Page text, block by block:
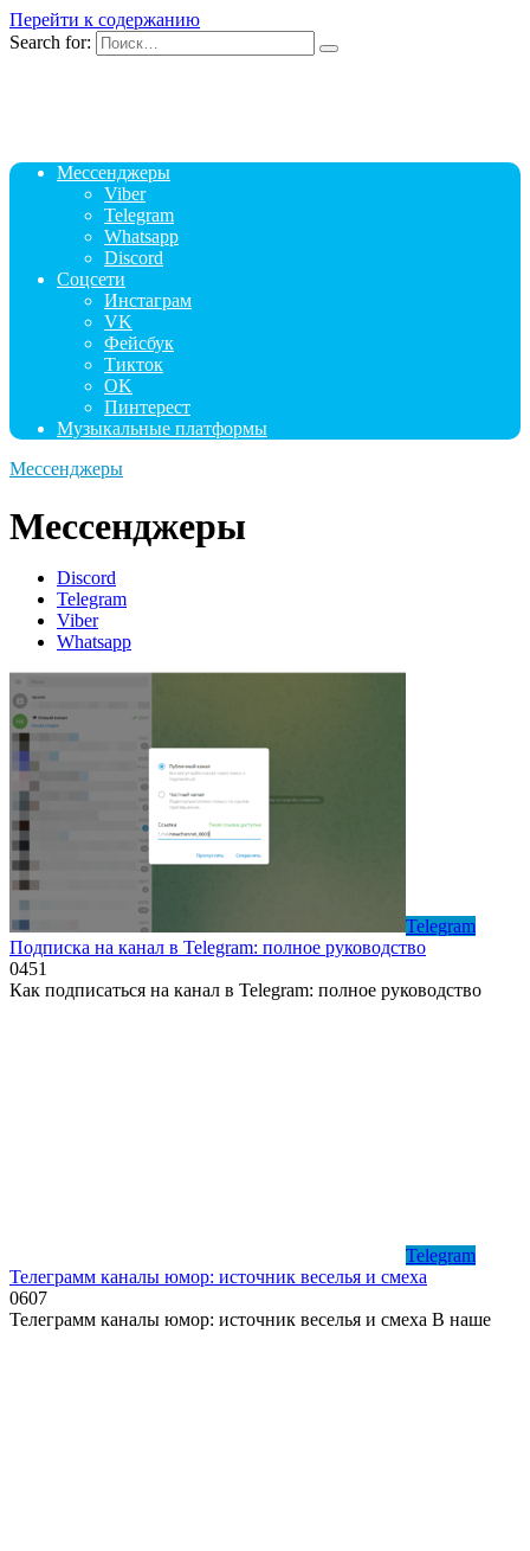
Перейти к содержанию
Search for:
Мессенджеры
Viber
Telegram
Whatsapp
Discord
Соцсети
Инстаграм
VK
Фейсбук
Тикток
OK
Пинтерест
Музыкальные платформы
Мессенджеры
Мессенджеры
Discord
Telegram
Viber
Whatsapp
Telegram
Подписка на канал в Telegram: полное руководство
0451
Как подписаться на канал в Telegram: полное руководство
Telegram
Телеграмм каналы юмор: источник веселья и смеха
0607
Телеграмм каналы юмор: источник веселья и смеха В наше